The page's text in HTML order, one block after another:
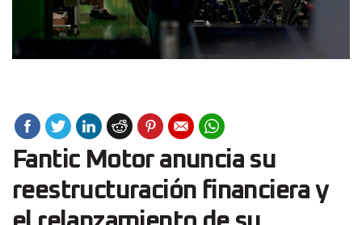
Fantic Motor anuncia su
reestructuración financiera y